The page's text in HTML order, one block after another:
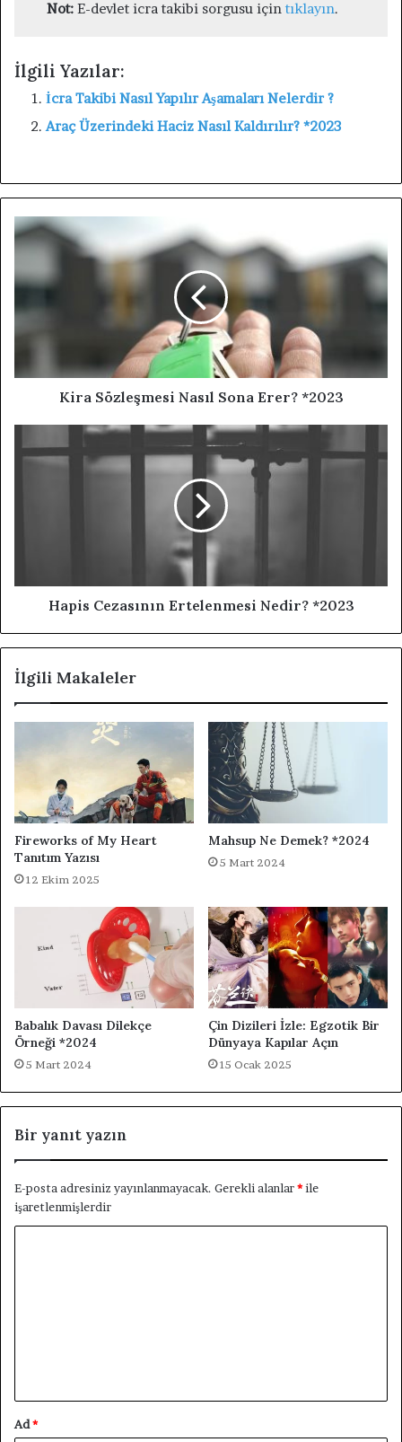
Not: E-devlet icra takibi sorgusu için tıklayın.
İlgili Yazılar:
İcra Takibi Nasıl Yapılır Aşamaları Nelerdir ?
Araç Üzerindeki Haciz Nasıl Kaldırılır? *2023
Kira Sözleşmesi Nasıl Sona Erer? *2023
Hapis Cezasının Ertelenmesi Nedir? *2023
İlgili Makaleler
Fireworks of My Heart
Tanıtım Yazısı
12 Ekim 2025
Mahsup Ne Demek? *2024
5 Mart 2024
Babalık Davası Dilekçe
Örneği *2024
5 Mart 2024
Çin Dizileri İzle: Egzotik Bir
Dünyaya Kapılar Açın
15 Ocak 2025
Bir yanıt yazın
E-posta adresiniz yayınlanmayacak. Gerekli alanlar*ile
işaretlenmişlerdir
Ad*